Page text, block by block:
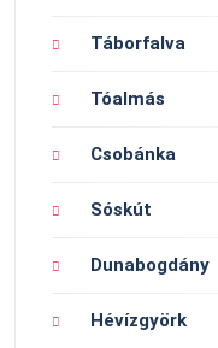
Táborfalva
Tóalmás
Csobánka
Sóskút
Dunabogdány
Hévízgyörk